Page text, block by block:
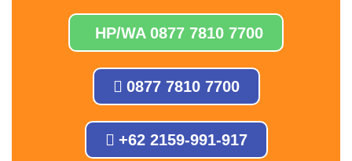
HP/WA 0877 7810 7700
0877 7810 7700
+62 2159-991-917